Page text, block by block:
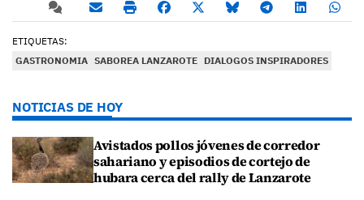
ETIQUETAS:
GASTRONOMIA SABOREA LANZAROTE DIALOGOS INSPIRADORES
NOTICIAS DE HOY
Avistados pollos jóvenes de corredor
sahariano y episodios de cortejo de
hubara cerca del rally de Lanzarote